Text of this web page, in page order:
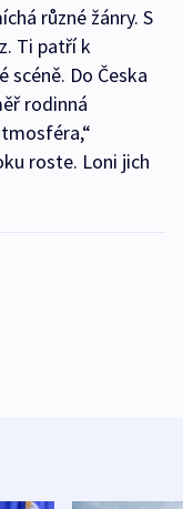
různé žánry. S
Ti patří k
scéně. Do Česka
rodinná
roste. Loni jich